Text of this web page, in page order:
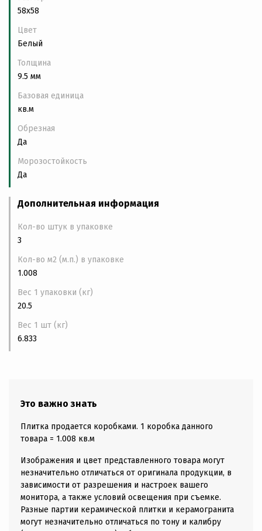
58x58
Цвет
Белый
Толщина
9.5 мм
Базовая единица
кв.м
Обрезная
Да
Морозостойкость
Да
Дополнительная информация
Кол-во штук в упаковке
3
Кол-во м2 (м.п.) в упаковке
1.008
Вес 1 упаковки (кг)
20.5
Вес 1 шт (кг)
6.833
Это важно знать
Плитка продается коробками. 1 коробка данного
товара = 1.008 кв.м
Изображения и цвет представленного товара могут
незначительно отличаться от оригинала продукции, в
зависимости от разрешения и настроек вашего
монитора, а также условий освещения при съемке.
Разные партии керамической плитки и керамогранита
могут незначительно отличаться по тону и калибру